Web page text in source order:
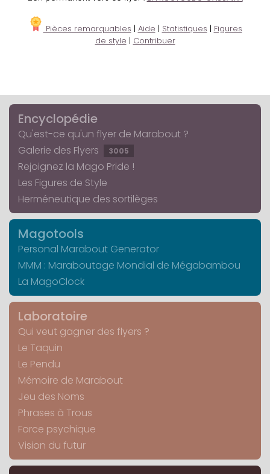
Pièces remarquables | Aide | Statistiques | Figures
de style | Contribuer
Encyclopédie
Qu'est-ce qu'un flyer de Marabout ?
Galerie des Flyers
3005
Rejoignez la Mago Pride !
Les Figures de Style
Herméneutique des sortilèges
Magotools
Personal Marabout Generator
MMM : Maraboutage Mondial de Mégabambou
La MagoClock
Laboratoire
Qui veut gagner des flyers ?
Le Taquin
Le Pendu
Mémoire de Marabout
Jeu des Noms
Phrases à Trous
Force psychique
Vision du futur